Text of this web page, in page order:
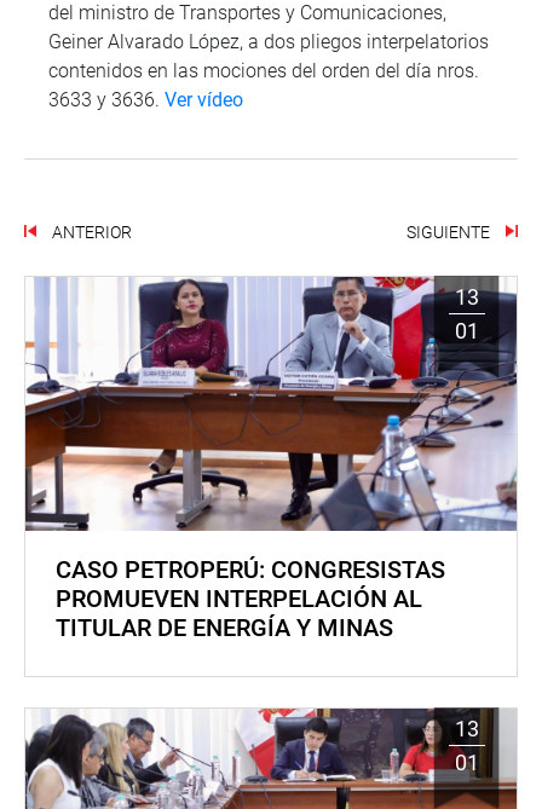
del ministro de Transportes y Comunicaciones,
Geiner Alvarado López, a dos pliegos interpelatorios
contenidos en las mociones del orden del día nros.
3633 y 3636. Ver vídeo
ANTERIOR SIGUIENTE
13
01
CASO PETROPERÚ: CONGRESISTAS
PROMUEVEN INTERPELACIÓN AL
TITULAR DE ENERGÍA Y MINAS
13
01